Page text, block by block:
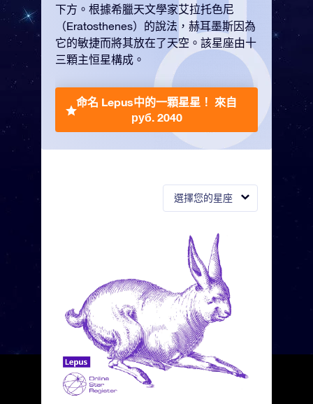
選擇您的星座
下方。根據希臘天文學家艾拉托色尼
（Eratosthenes）的說法，赫耳墨斯因為
它的敏捷而將其放在了天空。該星座由十
三顆主恒星構成。
命名 Lepus中的一顆星星！ 來自
руб. 2040